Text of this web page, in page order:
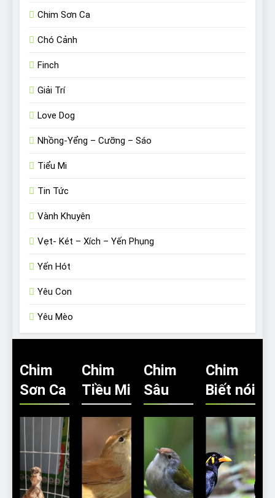
Chim Sơn Ca
Chó Cảnh
Finch
Giải Trí
Love Dog
Nhồng-Yểng – Cưỡng – Sáo
Tiểu Mi
Tin Tức
Vành Khuyên
Vẹt- Két – Xích – Yến Phụng
Yến Hót
Yêu Con
Yêu Mèo
Chim
Sơn Ca
Chim
Tiều Mi
Chim
Sâu
Chim
Biết nói